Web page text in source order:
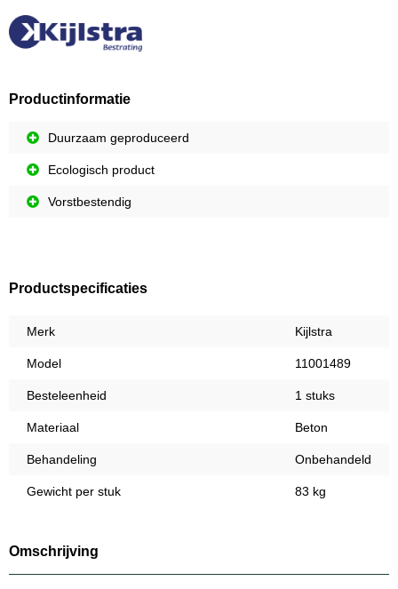
Productinformatie
Duurzaam geproduceerd
Ecologisch product
Vorstbestendig
Productspecificaties
Merk Kijlstra
Model 11001489
Besteleenheid 1 stuks
Materiaal Beton
Behandeling Onbehandeld
Gewicht per stuk 83 kg
Omschrijving